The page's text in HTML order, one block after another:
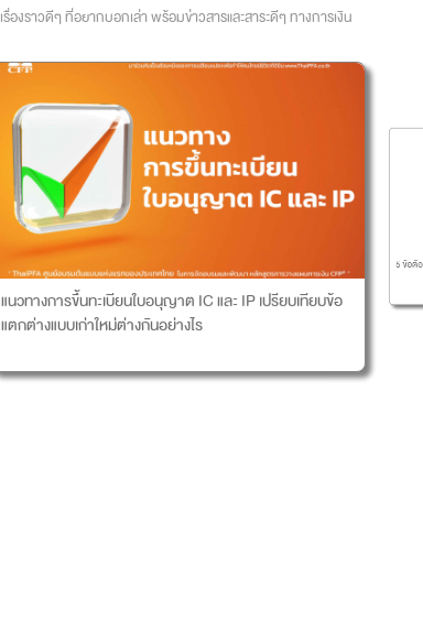
เรื่องราวดีๆ ที่อยากบอกเล่า พร้อมข่าวสารและสาระดีๆ ทางการเงิน
แนวทางการขึ้นทะเบียนใบอนุญาต IC และ IP เปรียบเทียบข้อ
แตกต่างแบบเก่าใหม่ต่างกันอย่างไร
5 ข้อต้